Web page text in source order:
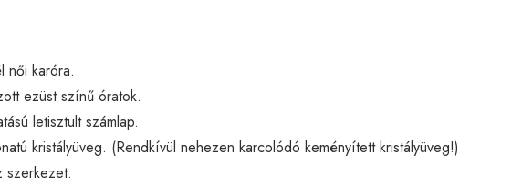
női karóra.
ezüst színű óratok.
letisztult számlap.
kristályüveg. (Rendkívül nehezen karcolódó keményített kristályüveg!)
szerkezet.